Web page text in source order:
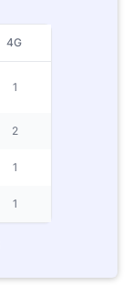
4G
1
2
1
1